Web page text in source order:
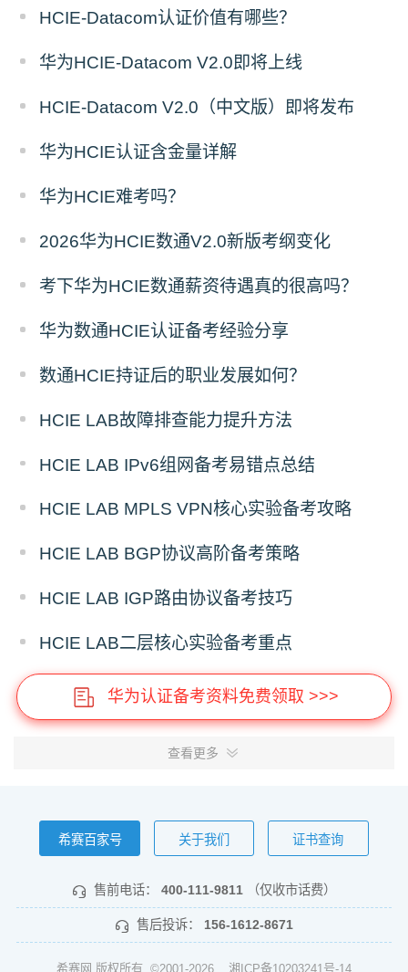
HCIE-Datacom认证价值有哪些？
华为HCIE-Datacom V2.0即将上线
HCIE-Datacom V2.0（中文版）即将发布
华为HCIE认证含金量详解
华为HCIE难考吗？
2026华为HCIE数通V2.0新版考纲变化
考下华为HCIE数通薪资待遇真的很高吗？
华为数通HCIE认证备考经验分享
数通HCIE持证后的职业发展如何？
HCIE LAB故障排查能力提升方法
HCIE LAB IPv6组网备考易错点总结
HCIE LAB MPLS VPN核心实验备考攻略
HCIE LAB BGP协议高阶备考策略
HCIE LAB IGP路由协议备考技巧
HCIE LAB二层核心实验备考重点
华为认证备考资料免费领取 >>>
查看更多
希赛百家号 关于我们 证书查询
售前电话： 400-111-9811 （仅收市话费）
售后投诉： 156-1612-8671
希赛网 版权所有 ©2001-2026 湘ICP备10203241号-14